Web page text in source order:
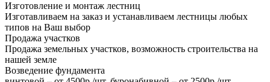
Изготовление и монтаж лестниц
Изготавливаем на заказ и устанавливаем лестницы любых
типов на Ваш выбор
Продажа участков
Продажа земельных участков, возможность строительства на
нашей земле
Возведение фундамента